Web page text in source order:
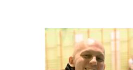
Ta sekcja zawiera